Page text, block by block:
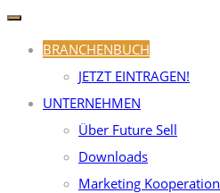
BRANCHENBUCH
JETZT EINTRAGEN!
UNTERNEHMEN
Über Future Sell
Downloads
Marketing Kooperation